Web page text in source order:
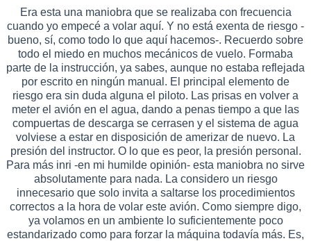
Era esta una maniobra que se realizaba con frecuencia
cuando yo empecé a volar aquí. Y no está exenta de riesgo -
bueno, sí, como todo lo que aquí hacemos-. Recuerdo sobre
todo el miedo en muchos mecánicos de vuelo. Formaba
parte de la instrucción, ya sabes, aunque no estaba reflejada
por escrito en ningún manual. El principal elemento de
riesgo era sin duda alguna el piloto. Las prisas en volver a
meter el avión en el agua, dando a penas tiempo a que las
compuertas de descarga se cerrasen y el sistema de agua
volviese a estar en disposición de amerizar de nuevo. La
presión del instructor. O lo que es peor, la presión personal.
Para más inri -en mi humilde opinión- esta maniobra no sirve
absolutamente para nada. La considero un riesgo
innecesario que solo invita a saltarse los procedimientos
correctos a la hora de volar este avión. Como siempre digo,
ya volamos en un ambiente lo suficientemente poco
estandarizado como para forzar la máquina todavía más. Es,